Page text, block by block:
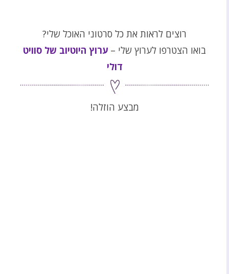
רוצים לראות את כל סרטוני האוכל שלי?
בואו הצטרפו לערוץ שלי – ערוץ היוטיוב של סוויט
דולי
מבצע הוזלה!